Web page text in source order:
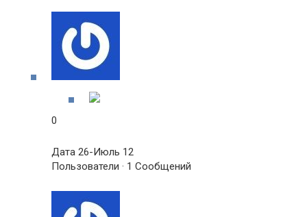
0
Дата 26-Июль 12
Пользователи · 1 Сообщений